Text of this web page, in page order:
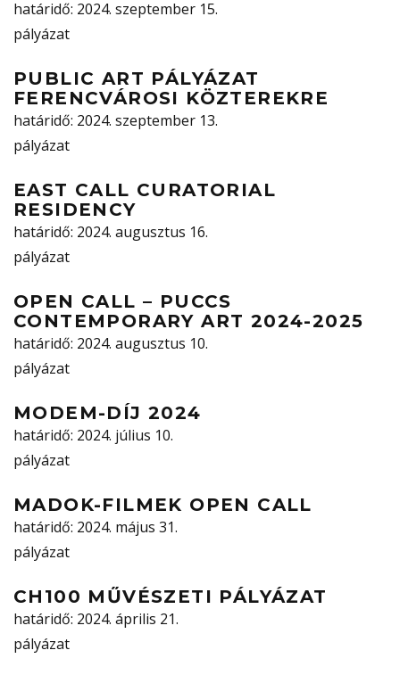
határidő: 2024. szeptember 15.
pályázat
PUBLIC ART PÁLYÁZAT
FERENCVÁROSI KÖZTEREKRE
határidő: 2024. szeptember 13.
pályázat
EAST CALL CURATORIAL
RESIDENCY
határidő: 2024. augusztus 16.
pályázat
OPEN CALL – PUCCS
CONTEMPORARY ART 2024-2025
határidő: 2024. augusztus 10.
pályázat
MODEM-DÍJ 2024
határidő: 2024. július 10.
pályázat
MADOK-FILMEK OPEN CALL
határidő: 2024. május 31.
pályázat
CH100 MŰVÉSZETI PÁLYÁZAT
határidő: 2024. április 21.
pályázat